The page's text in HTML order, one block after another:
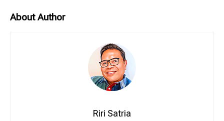
About Author
Riri Satria